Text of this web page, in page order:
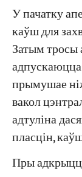
У пачатку
каўш для
Затым тросы
прымушае
вакол
адтуліна
пласцін,
Пры